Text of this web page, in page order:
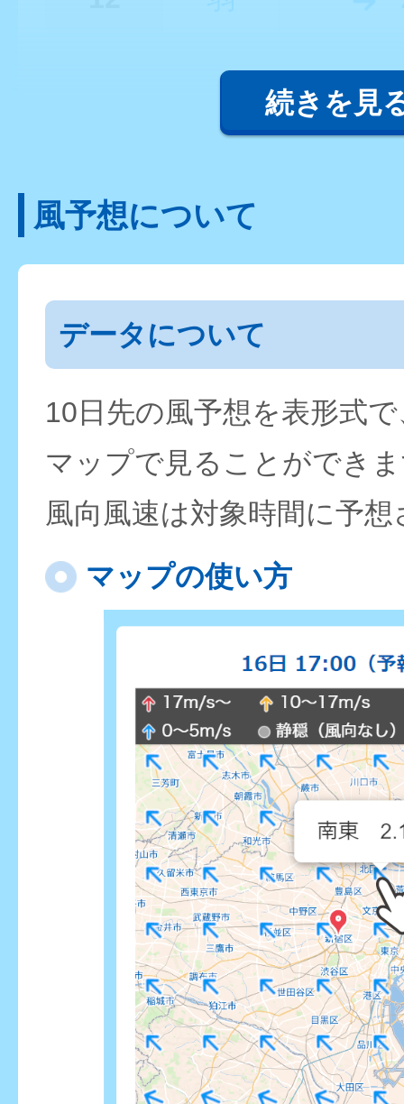
続きを見
風予想について
データについて
10日先の風予想を表形式
マップで見ることができ
風向風速は対象時間に予
マップの使い方